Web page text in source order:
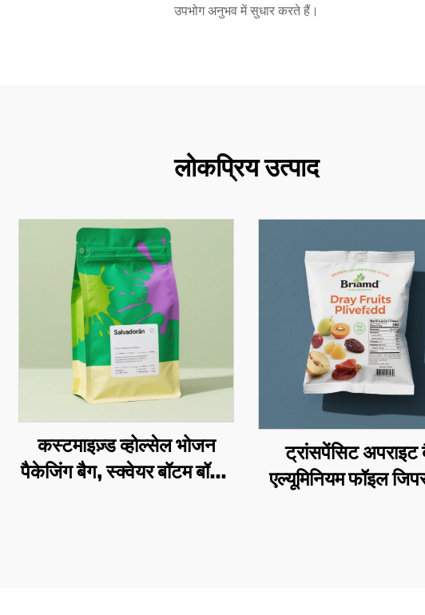
उपभोग अनुभव में सुधार करते हैं।
लोकप्रिय उत्पाद
कस्टमाइज़्ड व्होल्सेल भोजन
पैकेजिंग बैग, स्क्वेयर बॉटम बॉक्स
ट्रांसपेंसिट अपराइट
एल्यूमिनियम फॉइल